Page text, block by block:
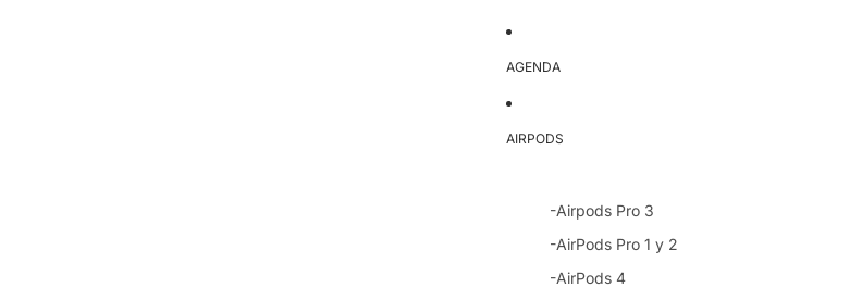
AGENDA
AIRPODS
-Airpods Pro 3
-AirPods Pro 1 y 2
-AirPods 4